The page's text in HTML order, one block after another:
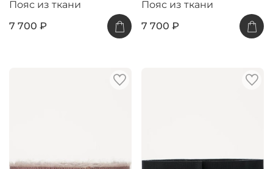
Пояс из ткани
7 700 ₽
Пояс из ткани
7 700 ₽